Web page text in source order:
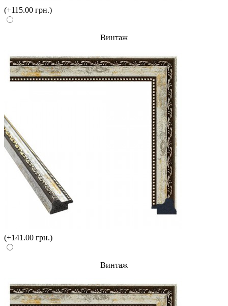
(+115.00 грн.)
Винтаж
(+141.00 грн.)
Винтаж